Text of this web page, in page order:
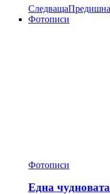
СледващаПредишна
Фотописи
Фотописи
Една